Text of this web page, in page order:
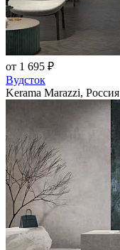
от 1 695 ₽
Вудсток
Kerama Marazzi, Россия